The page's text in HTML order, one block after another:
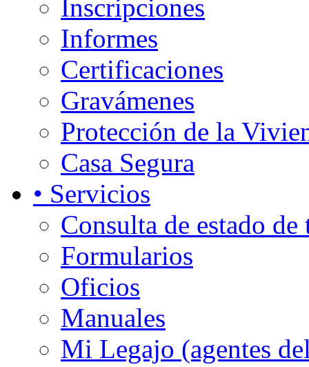
Inscripciones
Informes
Certificaciones
Gravámenes
Protección de la
Casa Segura
• Servicios
Consulta de estado de
Formularios
Oficios
Manuales
Mi Legajo (agentes